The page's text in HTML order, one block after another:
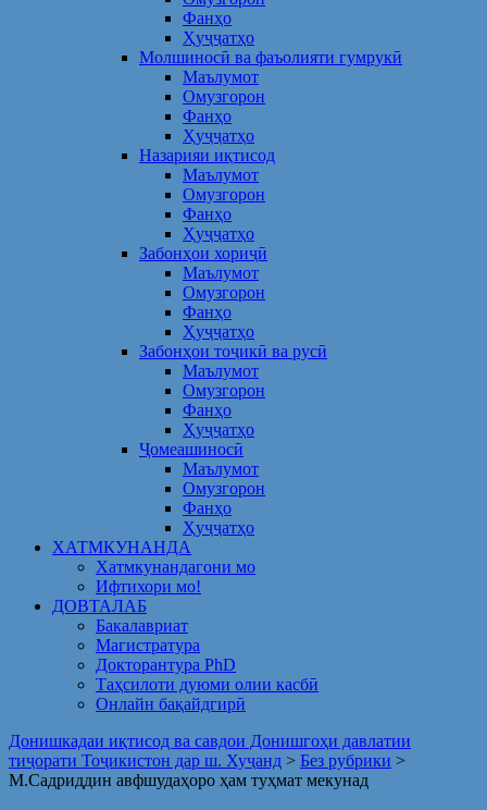
Фанҳо
Ҳуҷҷатҳо
Молшиносӣ ва фаъолияти гумрукӣ
Маълумот
Омузгорон
Фанҳо
Ҳуҷҷатҳо
Назарияи иқтисод
Маълумот
Омузгорон
Фанҳо
Ҳуҷҷатҳо
Забонҳои хориҷӣ
Маълумот
Омузгорон
Фанҳо
Ҳуҷҷатҳо
Забонҳои тоҷикӣ ва русӣ
Маълумот
Омузгорон
Фанҳо
Ҳуҷҷатҳо
Ҷомеашиносӣ
Маълумот
Омузгорон
Фанҳо
Ҳуҷҷатҳо
ХАТМКУНАНДА
Хатмкунандагони мо
Ифтихори мо!
ДОВТАЛАБ
Бакалавриат
Магистратура
Докторантура PhD
Таҳсилоти дуюми олии касбӣ
Онлайн бақайдгирӣ
Донишкадаи иқтисод ва савдои Донишгоҳи давлатии
тиҷорати Тоҷикистон дар ш. Хуҷанд > Без рубрики >
М.Садриддин авфшудаҳоро ҳам туҳмат мекунад